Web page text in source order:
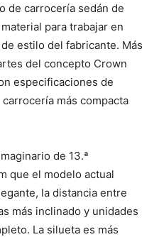
de carrocería sedán de
para trabajar en
estilo del fabricante. Más
del concepto Crown
especificaciones de
más compacta
de 13.ª
que el modelo actual
la distancia entre
más inclinado y unidades
La silueta es más